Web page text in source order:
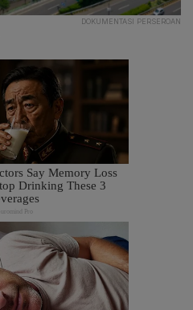
DOKUMENTASI PERSEROAN